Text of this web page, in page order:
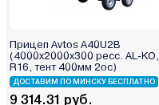
Прицеп Avtos A40U2B
(4000х2000х300 ресс. AL-KO,
R16, тент 400мм 2ос)
ДОСТАВИМ ПО МИНСКУ БЕСПЛАТНО
9 314.31 руб.